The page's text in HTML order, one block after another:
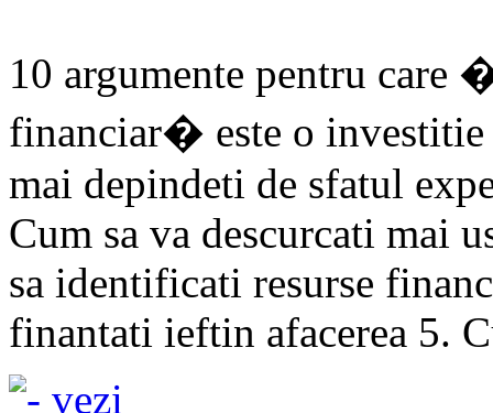
10 argumente pentru care
financiar� este o
mai depindeti de sfatul
Cum sa va descurcati mai
sa identificati resurse
finantati ieftin afacerea 5.